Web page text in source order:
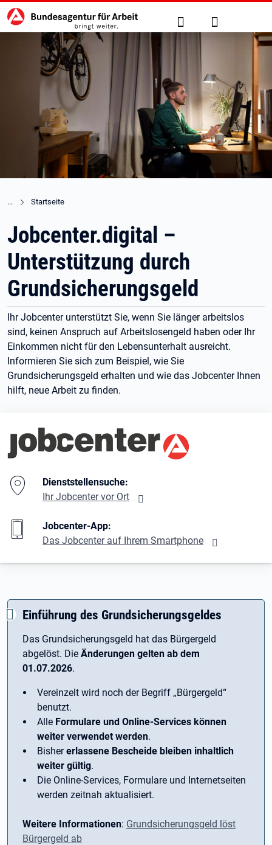
zu den Hauptinhalten springen
Hauptnavigation Suche Anmelden
Startseite
Jobcenter.digital –
Unterstützung durch
Grundsicherungsgeld
Ihr Jobcenter unterstützt Sie, wenn Sie länger arbeitslos
sind, keinen Anspruch auf Arbeitslosengeld haben oder Ihr
Einkommen nicht für den Lebensunterhalt ausreicht.
Informieren Sie sich zum Beispiel, wie Sie
Grundsicherungsgeld erhalten und wie das Jobcenter Ihnen
hilft, neue Arbeit zu finden.
Branding-Bereich Beschreibung
Dienststellensuche:
Ihr Jobcenter vor Ort
Jobcenter-App:
Das Jobcenter auf Ihrem Smartphone
Einführung des Grundsicherungsgeldes
Das Grundsicherungsgeld hat das Bürgergeld
abgelöst. Die Änderungen gelten ab dem
01.07.2026.
Vereinzelt wird noch der Begriff ­„Bürgergeld“
benutzt.
Alle Formulare und Online-Services können
weiter verwendet werden.
Bishererlassene Bescheide bleiben inhaltlich
weiter gültig.
Die Online-Services, Formulare und Internetseiten
werden zeitnah aktualisiert.
Weitere Informationen: Grundsicherungsgeld löst
Bürgergeld ab